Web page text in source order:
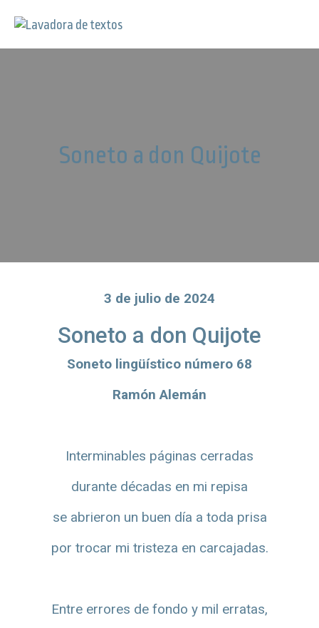
Soneto a don Quijote
3 de julio de 2024
Soneto a don Quijote
Soneto lingüístico número 68
Ramón Alemán
Interminables páginas cerradas
durante décadas en mi repisa
se abrieron un buen día a toda prisa
por trocar mi tristeza en carcajadas.
Entre errores de fondo y mil erratas,